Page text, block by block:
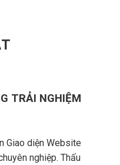
TRẢI NGHIỆM
Giao diện Website
nghiệp. Thấu